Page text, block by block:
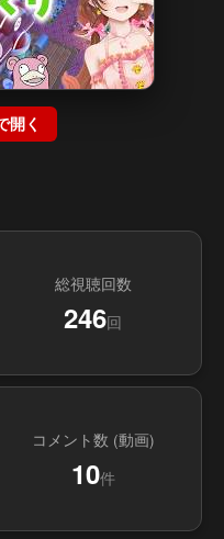
開く
総視聴回数
246回
コメント数 (動画)
10件